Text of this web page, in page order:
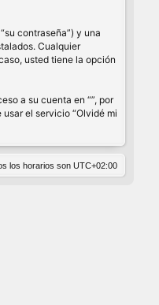
contraseña”) y una
Cualquier
usted tiene la opción
a su cuenta en “”, por
el servicio “Olvidé mi
los horarios son UTC+02:00